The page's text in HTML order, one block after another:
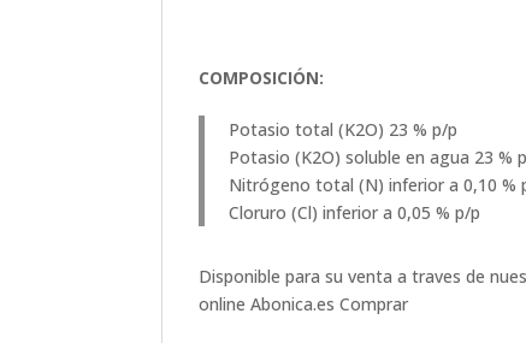
COMPOSICIÓN:
Potasio total (K2O) 23 % p/p
Potasio (K2O) soluble en agua 23 %
Nitrógeno total (N) inferior a 0,10 %
Cloruro (Cl) inferior a 0,05 % p/p
Disponible para su venta a traves de
onlineAbonica.es Comprar